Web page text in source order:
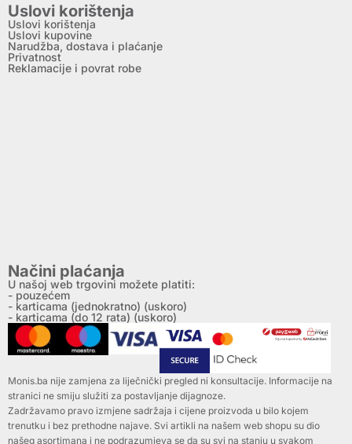
Uslovi korištenja
Uslovi korištenja
Uslovi kupovine
Narudžba, dostava i plaćanje
Privatnost
Reklamacije i povrat robe
Načini plaćanja
U našoj web trgovini možete platiti:
- pouzećem
- karticama (jednokratno) (uskoro)
- karticama (do 12 rata) (uskoro)
Monis.ba nije zamjena za liječnički pregled ni konsultacije. Informacije na
stranici ne smiju služiti za postavljanje dijagnoze.
Zadržavamo pravo izmjene sadržaja i cijene proizvoda u bilo kojem
trenutku i bez prethodne najave. Svi artikli na našem web shopu su dio
našeg asortimana i ne podrazumjeva se da su svi na stanju u svakom